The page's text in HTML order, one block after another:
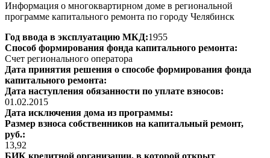
Информация о многоквартирном доме в региональной
программе капитального ремонта по городу Челябинск
Год ввода в эксплуатацию МКД:1955
Способ формирования фонда капитального ремонта:
Счет регионального оператора
Дата принятия решения о способе формирования фонда
капитального ремонта:
Дата наступления обязанности по уплате взносов:
01.02.2015
Дата исключения дома из программы:
Размер взноса собственников на капитальный ремонт,
руб.:
13,92